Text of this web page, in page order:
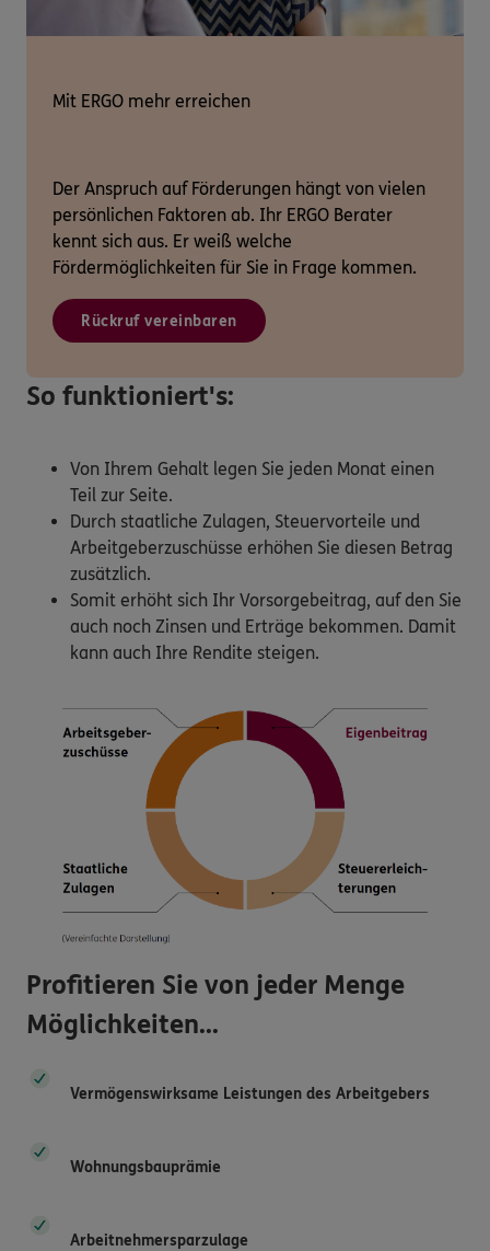
Mit ERGO mehr erreichen
Der Anspruch auf Förderungen hängt von vielen
persönlichen Faktoren ab. Ihr ERGO Berater
kennt sich aus. Er weiß welche
Fördermöglichkeiten für Sie in Frage kommen.
Rückruf vereinbaren
So funktioniert's:
Von Ihrem Gehalt legen Sie jeden Monat einen
Teil zur Seite.
Durch staatliche Zulagen, Steuervorteile und
Arbeitgeberzuschüsse erhöhen Sie diesen Betrag
zusätzlich.
Somit erhöht sich Ihr Vorsorgebeitrag, auf den Sie
auch noch Zinsen und Erträge bekommen. Damit
kann auch Ihre Rendite steigen.
Profitieren Sie von jeder Menge
Möglichkeiten...
Vermögenswirksame Leistungen des Arbeitgebers
Wohnungsbauprämie
Arbeitnehmersparzulage